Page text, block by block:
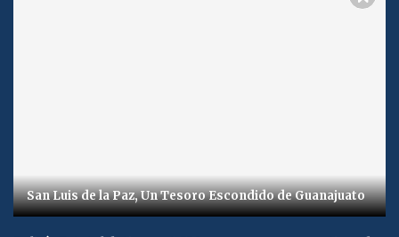
San Luis de la Paz, Un Tesoro Escondido de Guanajuato